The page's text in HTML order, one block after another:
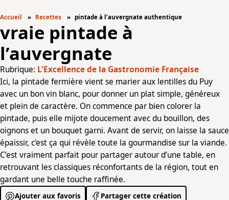
Accueil Recettes pintade à l’auvergnate authentique
vraie pintade à
l’auvergnate
Rubrique: L'Excellence de la Gastronomie Française
Ici, la pintade fermière vient se marier aux lentilles du Puy
avec un bon vin blanc, pour donner un plat simple, généreux
et plein de caractère. On commence par bien colorer la
pintade, puis elle mijote doucement avec du bouillon, des
oignons et un bouquet garni. Avant de servir, on laisse la sauce
épaissir, c'est ça qui révèle toute la gourmandise sur la viande.
C’est vraiment parfait pour partager autour d’une table, en
retrouvant les classiques réconfortants de la région, tout en
gardant une belle touche raffinée.
Ajouter aux favoris Partager cette création